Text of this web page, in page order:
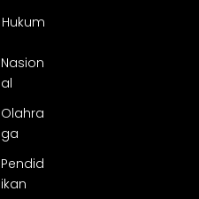
Hukum
Nasion
al
Olahra
ga
Pendid
ikan